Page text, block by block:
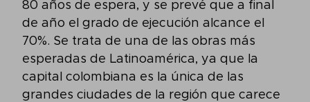
80 años de espera, y se prevé que a final
de año el grado de ejecución alcance el
70%. Se trata de una de las obras más
esperadas de Latinoamérica, ya que la
capital colombiana es la única de las
grandes ciudades de la región que carece